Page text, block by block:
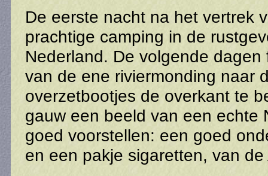
De eerste nacht na het vertrek
prachtige camping in de
Nederland. De volgende
van de ene riviermonding naar
overzetbootjes de overkant te
gauw een beeld van een echte
goed voorstellen: een goed
en een pakje sigaretten, van